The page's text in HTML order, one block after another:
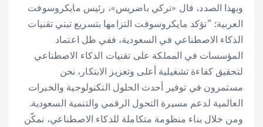
وبهذا الصدد، قال «تركي باضريس»، رئيس مايكروسوفت
العربية: “تؤكد مايكروسوفت التزامها بتسريع تبني تقنيات
الذكاء الاصطناعي في السعودية، ففي ظل اعتماد
المؤسسات في المملكة على تقنيات الذكاء الاصطناعي
لتحقيق كفاءة تشغيلية أعلى وتعزيز الابتكار، نحن
مستمرون في توفير أحدث الحلول التكنولوجية والخبرات
العالمية لدعم مسيرة التحول الرقمي والتنمية السعودية.
ومن خلال بناء منظومة متكاملة للذكاء الاصطناعي، نمكّن